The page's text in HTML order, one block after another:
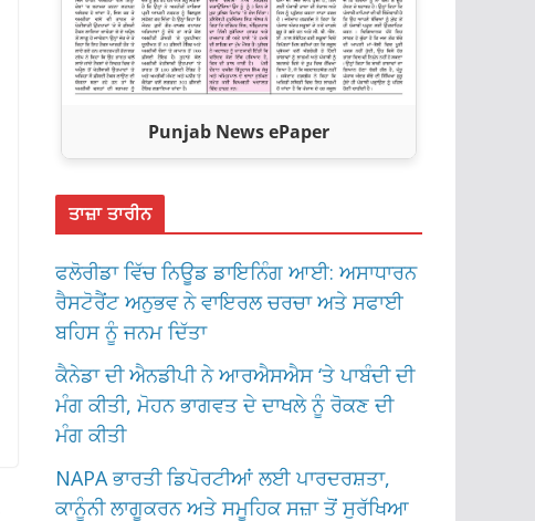
Punjab News ePaper
ਤਾਜ਼ਾ ਤਾਰੀਨ
ਫਲੋਰੀਡਾ ਵਿੱਚ ਨਿਊਡ ਡਾਇਨਿੰਗ ਆਈ: ਅਸਾਧਾਰਨ
ਰੈਸਟੋਰੈਂਟ ਅਨੁਭਵ ਨੇ ਵਾਇਰਲ ਚਰਚਾ ਅਤੇ ਸਫਾਈ
ਬਹਿਸ ਨੂੰ ਜਨਮ ਦਿੱਤਾ
ਕੈਨੇਡਾ ਦੀ ਐਨਡੀਪੀ ਨੇ ਆਰਐਸਐਸ ‘ਤੇ ਪਾਬੰਦੀ ਦੀ
ਮੰਗ ਕੀਤੀ, ਮੋਹਨ ਭਾਗਵਤ ਦੇ ਦਾਖਲੇ ਨੂੰ ਰੋਕਣ ਦੀ
ਮੰਗ ਕੀਤੀ
NAPA ਭਾਰਤੀ ਡਿਪੋਰਟੀਆਂ ਲਈ ਪਾਰਦਰਸ਼ਤਾ,
ਕਾਨੂੰਨੀ ਲਾਗੂਕਰਨ ਅਤੇ ਸਮੂਹਿਕ ਸਜ਼ਾ ਤੋਂ ਸੁਰੱਖਿਆ